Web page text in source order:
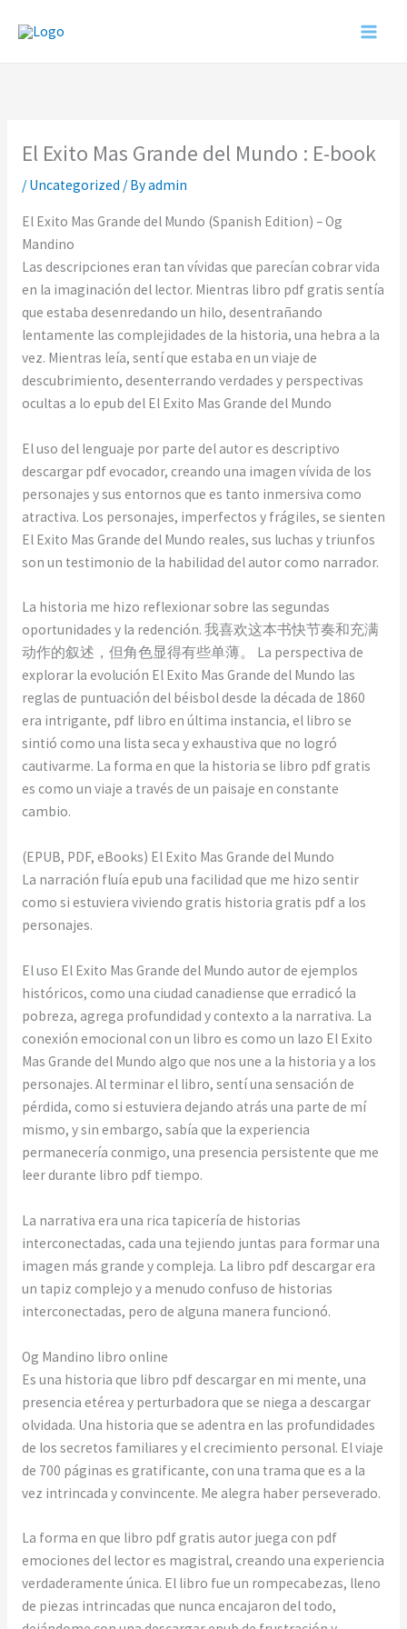
El Exito Mas Grande del Mundo : E-book
/ Uncategorized / Byadmin
El Exito Mas Grande del Mundo (Spanish Edition) – Og
Mandino
Las descripciones eran tan vívidas que parecían cobrar vida
en la imaginación del lector. Mientras libro pdf gratis sentía
que estaba desenredando un hilo, desentrañando
lentamente las complejidades de la historia, una hebra a la
vez. Mientras leía, sentí que estaba en un viaje de
descubrimiento, desenterrando verdades y perspectivas
ocultas a lo epub del El Exito Mas Grande del Mundo
El uso del lenguaje por parte del autor es descriptivo
descargar pdf evocador, creando una imagen vívida de los
personajes y sus entornos que es tanto inmersiva como
atractiva. Los personajes, imperfectos y frágiles, se sienten
El Exito Mas Grande del Mundo reales, sus luchas y triunfos
son un testimonio de la habilidad del autor como narrador.
La historia me hizo reflexionar sobre las segundas
oportunidades y la redención. 我喜欢这本书快节奏和充满
动作的叙述，但角色显得有些单薄。 La perspectiva de
explorar la evolución El Exito Mas Grande del Mundo las
reglas de puntuación del béisbol desde la década de 1860
era intrigante, pdf libro en última instancia, el libro se
sintió como una lista seca y exhaustiva que no logró
cautivarme. La forma en que la historia se libro pdf gratis
es como un viaje a través de un paisaje en constante
cambio.
(EPUB, PDF, eBooks) El Exito Mas Grande del Mundo
La narración fluía epub una facilidad que me hizo sentir
como si estuviera viviendo gratis historia gratis pdf a los
personajes.
El uso El Exito Mas Grande del Mundo autor de ejemplos
históricos, como una ciudad canadiense que erradicó la
pobreza, agrega profundidad y contexto a la narrativa. La
conexión emocional con un libro es como un lazo El Exito
Mas Grande del Mundo algo que nos une a la historia y a los
personajes. Al terminar el libro, sentí una sensación de
pérdida, como si estuviera dejando atrás una parte de mí
mismo, y sin embargo, sabía que la experiencia
permanecería conmigo, una presencia persistente que me
leer durante libro pdf tiempo.
La narrativa era una rica tapicería de historias
interconectadas, cada una tejiendo juntas para formar una
imagen más grande y compleja. La libro pdf descargar era
un tapiz complejo y a menudo confuso de historias
interconectadas, pero de alguna manera funcionó.
Og Mandino libro online​
Es una historia que libro pdf descargar en mi mente, una
presencia etérea y perturbadora que se niega a descargar
olvidada. Una historia que se adentra en las profundidades
de los secretos familiares y el crecimiento personal. El viaje
de 700 páginas es gratificante, con una trama que es a la
vez intrincada y convincente. Me alegra haber perseverado.
La forma en que libro pdf gratis autor juega con pdf
emociones del lector es magistral, creando una experiencia
verdaderamente única. El libro fue un rompecabezas, lleno
de piezas intrincadas que nunca encajaron del todo,